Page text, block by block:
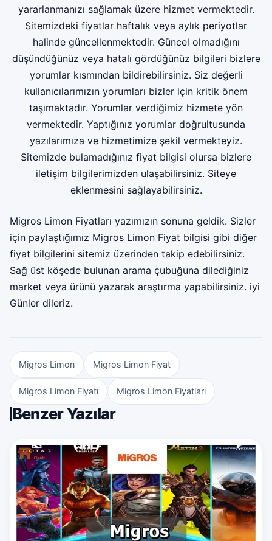
yararlanmanızı sağlamak üzere hizmet vermektedir.
Sitemizdeki fiyatlar haftalık veya aylık periyotlar
halinde güncellenmektedir. Güncel olmadığını
düşündüğünüz veya hatalı gördüğünüz bilgileri bizlere
yorumlar kısmından bildirebilirsiniz. Siz değerli
kullanıcılarımızın yorumları bizler için kritik önem
taşımaktadır. Yorumlar verdiğimiz hizmete yön
vermektedir. Yaptığınız yorumlar doğrultusunda
yazılarımıza ve hizmetimize şekil vermekteyiz.
Sitemizde bulamadığınız fiyat bilgisi olursa bizlere
iletişim bilgilerimizden ulaşabilirsiniz. Siteye
eklenmesini sağlayabilirsiniz.
Migros Limon Fiyatları yazımızın sonuna geldik. Sizler
için paylaştığımız Migros Limon Fiyat bilgisi gibi diğer
fiyat bilgilerini sitemiz üzerinden takip edebilirsiniz.
Sağ üst köşede bulunan arama çubuğuna dilediğiniz
market veya ürünü yazarak araştırma yapabilirsiniz. iyi
Günler dileriz.
Migros Limon Migros Limon Fiyat
Migros Limon Fiyatı Migros Limon Fiyatları
Benzer Yazılar